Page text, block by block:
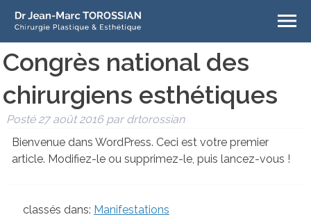
Congrès national des
chirurgiens esthétiques
Posté 27 août 2016 par drtorossian
Bienvenue dans WordPress. Ceci est votre premier
article. Modifiez-le ou supprimez-le, puis lancez-vous !
classés dans: Manifestations